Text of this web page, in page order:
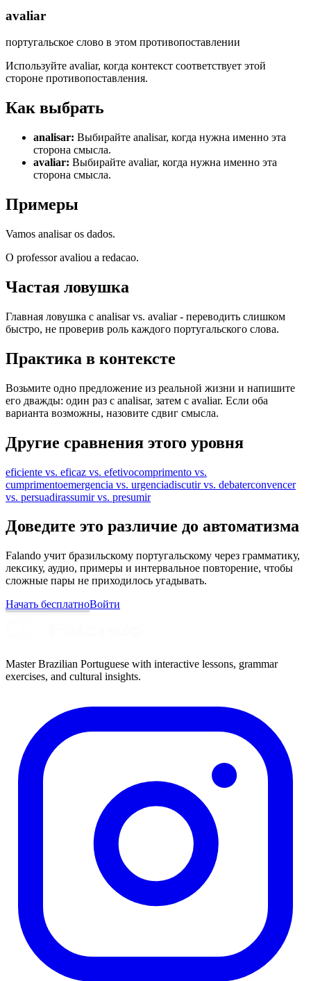
avaliar
португальское слово в этом противопоставлении
Используйте avaliar, когда контекст соответствует этой
стороне противопоставления.
Как выбрать
analisar: Выбирайте analisar, когда нужна именно эта
сторона смысла.
avaliar: Выбирайте avaliar, когда нужна именно эта
сторона смысла.
Примеры
Vamos analisar os dados.
O professor avaliou a redacao.
Частая ловушка
Главная ловушка с analisar vs. avaliar - переводить слишком
быстро, не проверив роль каждого португальского слова.
Практика в контексте
Возьмите одно предложение из реальной жизни и напишите
его дважды: один раз с analisar, затем с avaliar. Если оба
варианта возможны, назовите сдвиг смысла.
Другие сравнения этого уровня
eficiente vs. eficaz vs. efetivocomprimento vs.
cumprimentoemergencia vs. urgenciadiscutir vs. debaterconvencer
vs. persuadirassumir vs. presumir
Доведите это различие до автоматизма
Falando учит бразильскому португальскому через грамматику,
лексику, аудио, примеры и интервальное повторение, чтобы
сложные пары не приходилось угадывать.
Начать бесплатноВойти
Master Brazilian Portuguese with interactive lessons, grammar
exercises, and cultural insights.